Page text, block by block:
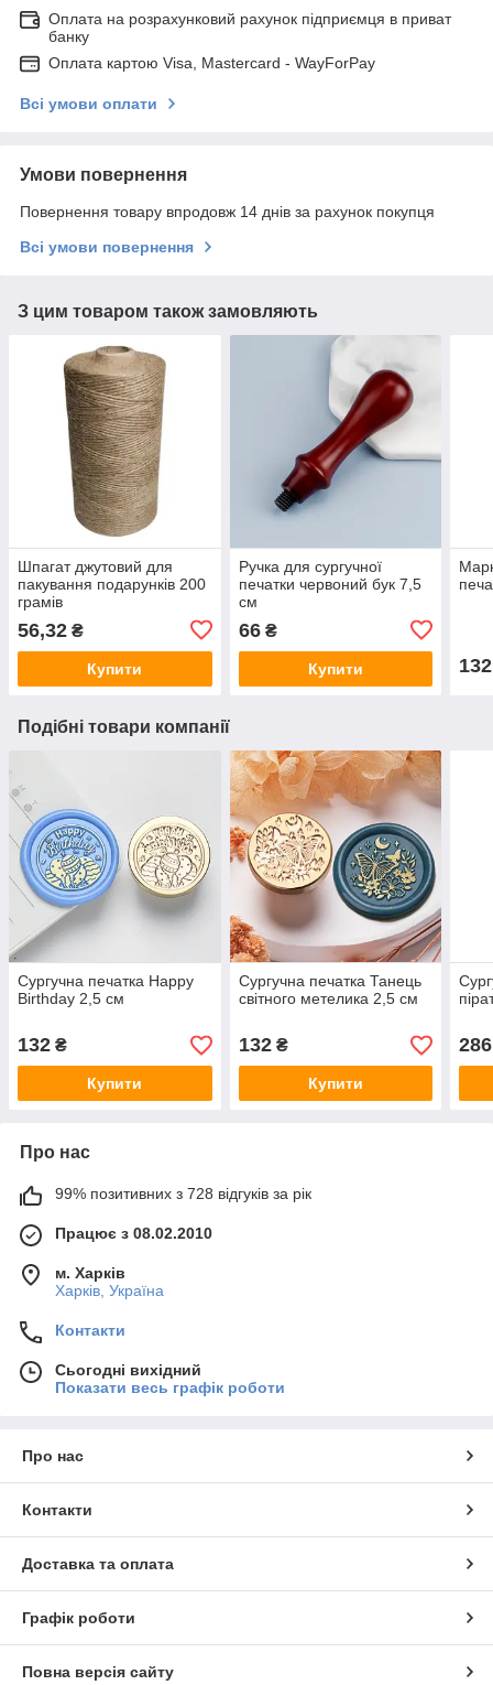
Оплата на розрахунковий рахунок підприємця в приват
банку
Оплата картою Visa, Mastercard - WayForPay
Всі умови оплати
Умови повернення
Повернення товару впродовж 14 днів за рахунок покупця
Всі умови повернення
З цим товаром також замовляють
Шпагат джутовий для
пакування подарунків 200
грамів
56,32 ₴
Купити
Ручка для сургучної
печатки червоний бук 7,5
см
66₴
Купити 132
Подібні товари компанії
Сургучна печатка Happy
Birthday 2,5 см
132 ₴
Купити
Сургучна печатка Танець
світного метелика 2,5 см
132₴
Купити
286
Про нас
99% позитивних з 728 відгуків за рік
Працює з 08.02.2010
м. Харків
Харків, Україна
Контакти
Сьогодні вихідний
Показати весь графік роботи
Про нас
Контакти
Доставка та оплата
Графік роботи
Повна версія сайту